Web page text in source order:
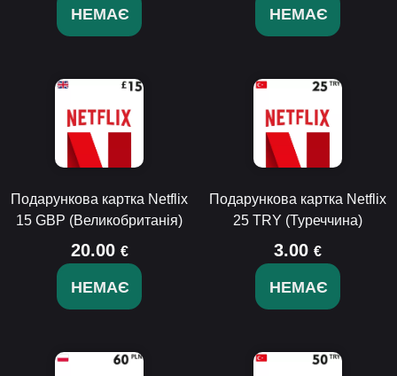
НЕМАЄ НЕМАЄ
Подарункова картка Netflix
15 GBP (Великобританія)
20.00 €
НЕМАЄ
Подарункова картка Netflix
25 TRY (Туреччина)
3.00 €
НЕМАЄ